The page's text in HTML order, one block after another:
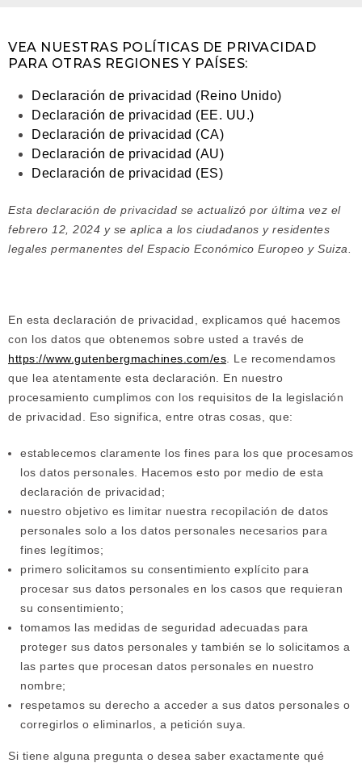
VEA NUESTRAS POLÍTICAS DE PRIVACIDAD
PARA OTRAS REGIONES Y PAÍSES:
Declaración de privacidad (Reino Unido)
Declaración de privacidad (EE. UU.)
Declaración de privacidad (CA)
Declaración de privacidad (AU)
Declaración de privacidad (ES)
Esta declaración de privacidad se actualizó por última vez el
febrero 12, 2024 y se aplica a los ciudadanos y residentes
legales permanentes del Espacio Económico Europeo y Suiza.
En esta declaración de privacidad, explicamos qué hacemos
con los datos que obtenemos sobre usted a través de
https://www.gutenbergmachines.com/es. Le recomendamos
que lea atentamente esta declaración. En nuestro
procesamiento cumplimos con los requisitos de la legislación
de privacidad. Eso significa, entre otras cosas, que:
establecemos claramente los fines para los que procesamos
los datos personales. Hacemos esto por medio de esta
declaración de privacidad;
nuestro objetivo es limitar nuestra recopilación de datos
personales solo a los datos personales necesarios para
fines legítimos;
primero solicitamos su consentimiento explícito para
procesar sus datos personales en los casos que requieran
su consentimiento;
tomamos las medidas de seguridad adecuadas para
proteger sus datos personales y también se lo solicitamos a
las partes que procesan datos personales en nuestro
nombre;
respetamos su derecho a acceder a sus datos personales o
corregirlos o eliminarlos, a petición suya.
Si tiene alguna pregunta o desea saber exactamente qué